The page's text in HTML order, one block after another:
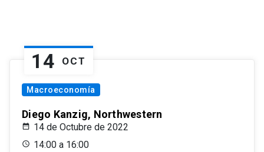
14 OCT
Macroeconomía
Diego Kanzig, Northwestern
14 de Octubre de 2022
14:00 a 16:00